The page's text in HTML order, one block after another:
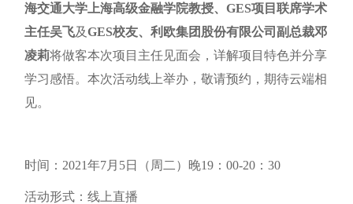
海交通大学上海高级金融学院教授、GES项目联席学术
主任吴飞及GES校友、利欧集团股份有限公司副总裁邓
凌莉将做客本次项目主任见面会，详解项目特色并分享
学习感悟。本次活动线上举办，敬请预约，期待云端相
见。
时间：2021年7月5日（周二）晚19：00-20：30
活动形式：线上直播